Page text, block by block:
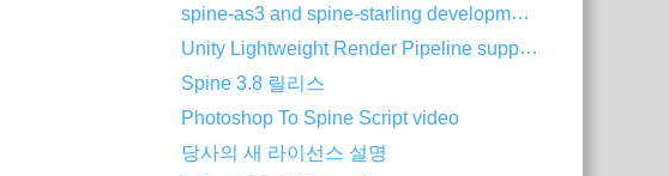
spine-as3 and spine-starling development with Visual Studio Code
Unity Lightweight Render Pipeline support
Spine 3.8 릴리스
Photoshop To Spine Script video
당사의 새 라이선스 설명